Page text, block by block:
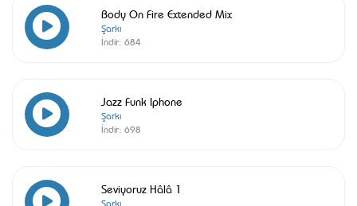
Body On Fire Extended Mix
Şarkı
İndir: 684
Jazz Funk Iphone
Şarkı
İndir: 698
Seviyoruz Hâlâ 1
Şarkı